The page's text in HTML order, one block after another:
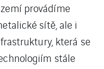
provádíme
sítě, ale i
která se
stále